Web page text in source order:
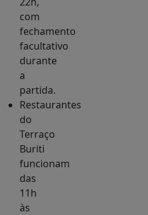
com
fechamento
facultativo
durante
a
partida.
Restaurantes
do
Terraço
Buriti
funcionam
das
11h
às